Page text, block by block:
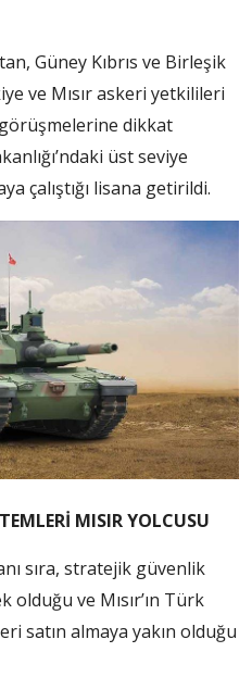
Güney Kıbrıs ve Birleşik
ve Mısır askeri yetkilileri
dikkat
üst seviye
çalıştığı lisana getirildi.
MISIR YOLCUSU
sıra, stratejik güvenlik
olduğu ve Mısır’ın Türk
satın almaya yakın olduğu